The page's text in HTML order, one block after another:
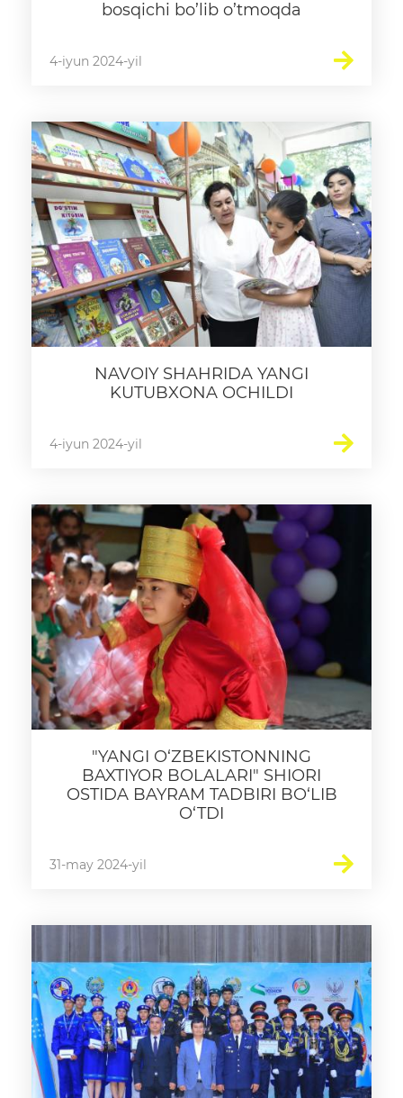
bosqichi bo’lib o’tmoqda
4-iyun 2024-yil
NAVOIY SHAHRIDA YANGI
KUTUBXONA OCHILDI
4-iyun 2024-yil
"YANGI O‘ZBEKISTONNING
BAXTIYOR BOLALARI" SHIORI
OSTIDA BAYRAM TADBIRI BO‘LIB
O‘TDI
31-may 2024-yil